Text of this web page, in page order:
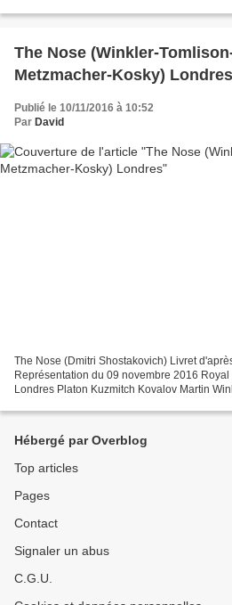
The Nose (Winkler-
Metzmacher-Kosky) Londres
Publié le 10/11/2016 à 10:52
Par David
The Nose (Dmitri Shostakovich) Livret
Représentation du 09 novembre 2016 Royal
Londres Platon Kuzmitch Kovalov Martin
Hébergé par Overblog
Top articles
Pages
Contact
Signaler un abus
C.G.U.